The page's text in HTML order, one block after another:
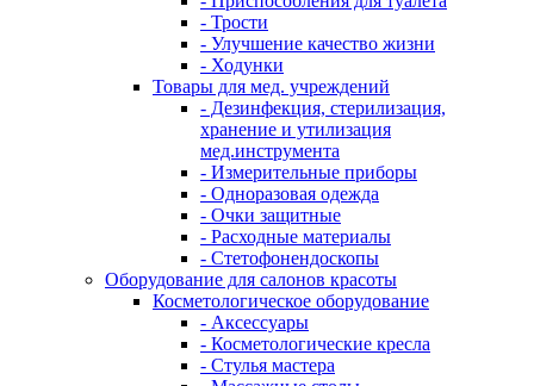
- Трости
- Улучшение качество жизни
- Ходунки
Товары для мед. учреждений
- Дезинфекция, стерилизация,
хранение и утилизация
мед.инструмента
- Измерительные приборы
- Одноразовая одежда
- Очки защитные
- Расходные материалы
- Стетофонендоскопы
Оборудование для салонов красоты
Косметологическое оборудование
- Аксессуары
- Косметологические кресла
- Стулья мастера